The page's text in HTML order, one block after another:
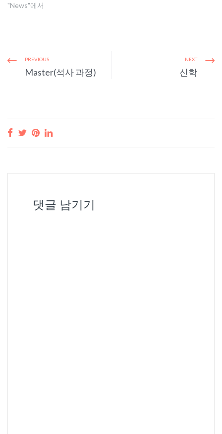
다. 이번 MT에서 우리 서로
(213-839-0546)께 연락을 바
랍니다. --------------------------
"News"에서
PREVIOUS
Master(석사 과정)
NEXT
신학
댓글 남기기